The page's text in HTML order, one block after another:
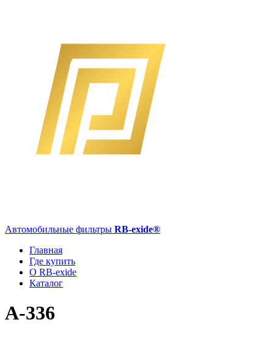
Автомобильные фильтры RB-exide®
Главная
Где купить
О RB-exide
Каталог
A-336